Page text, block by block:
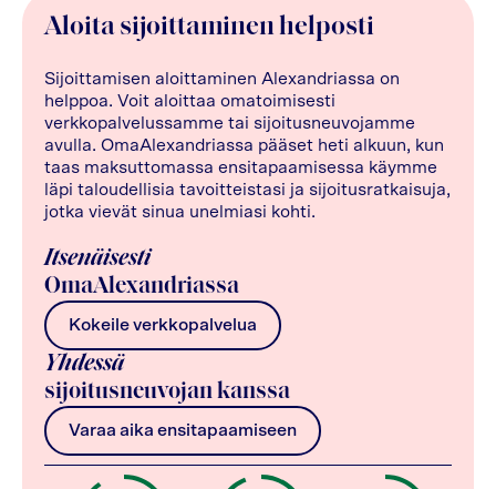
Aloita sijoittaminen helposti
Sijoittamisen aloittaminen Alexandriassa on
helppoa. Voit aloittaa omatoimisesti
verkkopalvelussamme tai sijoitusneuvojamme
avulla. OmaAlexandriassa pääset heti alkuun, kun
taas maksuttomassa ensitapaamisessa käymme
läpi taloudellisia tavoitteistasi ja sijoitusratkaisuja,
jotka vievät sinua unelmiasi kohti.
Itsenäisesti
OmaAlexandriassa
Kokeile verkkopalvelua
Yhdessä
sijoitusneuvojan kanssa
Varaa aika ensitapaamiseen